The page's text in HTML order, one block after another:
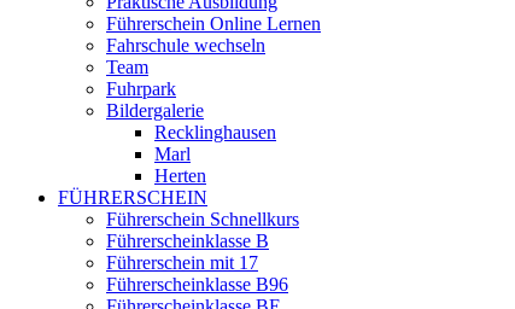
Führerschein Online Lernen
Fahrschule wechseln
Team
Fuhrpark
Bildergalerie
Recklinghausen
Marl
Herten
FÜHRERSCHEIN
Führerschein Schnellkurs
Führerscheinklasse B
Führerschein mit 17
Führerscheinklasse B96